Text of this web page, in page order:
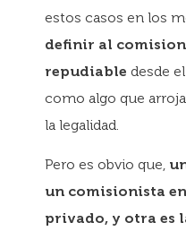
estos casos en los
definir al
repudiable desde
como algo que
la legalidad.
Pero es obvio que,
un comisionista
privado, y otra es